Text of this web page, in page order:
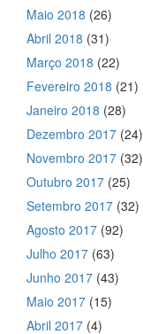
Maio 2018 (26)
Abril 2018 (31)
Março 2018 (22)
Fevereiro 2018 (21)
Janeiro 2018 (28)
Dezembro 2017 (24)
Novembro 2017 (32)
Outubro 2017 (25)
Setembro 2017 (32)
Agosto 2017 (92)
Julho 2017 (63)
Junho 2017 (43)
Maio 2017 (15)
Abril 2017 (4)